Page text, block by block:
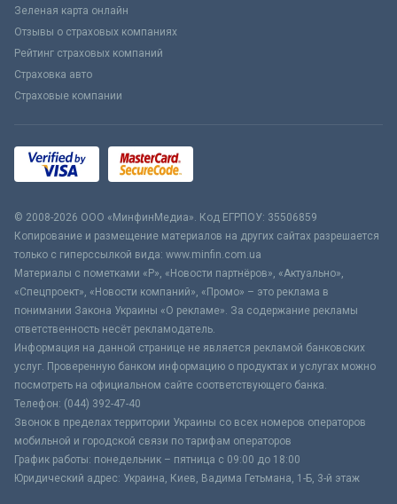
Зеленая карта онлайн
Отзывы о страховых компаниях
Рейтинг страховых компаний
Страховка авто
Страховые компании
© 2008-2026 ООО «МинфинМедиа». Код ЕГРПОУ: 35506859
Копирование и размещение материалов на других сайтах разрешается
только с гиперссылкой вида: www.minfin.com.ua
Материалы с пометками «Р», «Новости партнёров», «Актуально»,
«Спецпроект», «Новости компаний», «Промо» – это реклама в
понимании Закона Украины «О рекламе». За содержание рекламы
ответственность несёт рекламодатель.
Информация на данной странице не является рекламой банковских
услуг. Проверенную банком информацию о продуктах и услугах можно
посмотреть на официальном сайте соответствующего банка.
Телефон: (044) 392-47-40
Звонок в пределах территории Украины со всех номеров операторов
мобильной и городской связи по тарифам операторов
График работы: понедельник – пятница с 09:00 до 18:00
Юридический адрес: Украина, Киев, Вадима Гетьмана, 1-Б, 3-й этаж